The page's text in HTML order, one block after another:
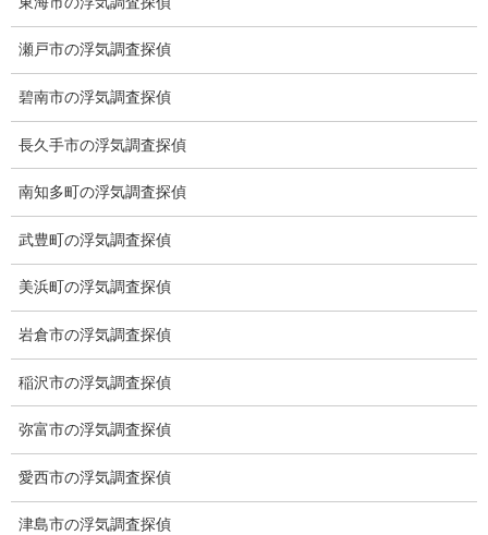
ださい。
お願いいたします。
瀬戸市の浮気調査探偵
碧南市の浮気調査探偵
長久手市の浮気調査探偵
南知多町の浮気調査探偵
武豊町の浮気調査探偵
美浜町の浮気調査探偵
岩倉市の浮気調査探偵
稲沢市の浮気調査探偵
弥富市の浮気調査探偵
愛西市の浮気調査探偵
津島市の浮気調査探偵